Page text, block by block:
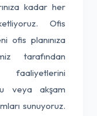
kadar her
Ofis
ofis planınıza
tarafından
veya akşam
sunuyoruz.